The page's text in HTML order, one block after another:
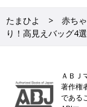
たまひよ 赤ち
り！高見えバッグ4選
ＡＢＪ
著作権
である